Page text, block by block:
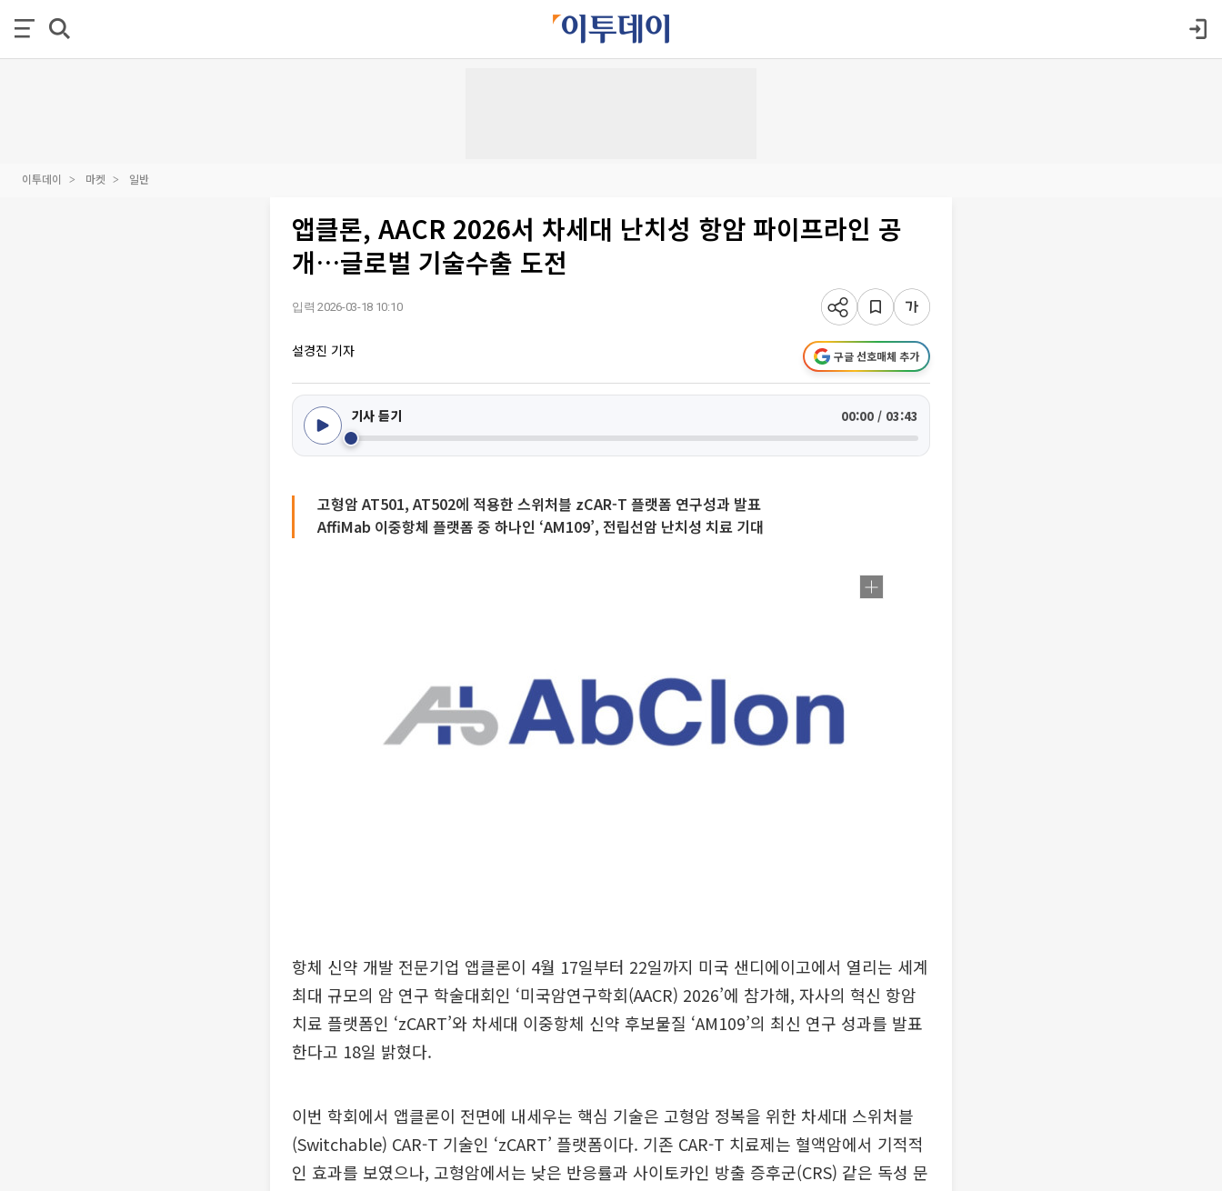
이투데이 마켓 일반
앱클론, AACR 2026서 차세대 난치성 항암 파이프라인 공
개…글로벌 기술수출 도전
입력 2026-03-18 10:10
설경진 기자 구글 선호매체 추가
기사 듣기 00:00 / 03:43
고형암 AT501, AT502에 적용한 스위처블 zCAR-T 플랫폼 연구성과 발표
AffiMab 이중항체 플랫폼 중 하나인 ‘AM109’, 전립선암 난치성 치료 기대
항체 신약 개발 전문기업 앱클론이 4월 17일부터 22일까지 미국 샌디에이고에서 열리는 세계
최대 규모의 암 연구 학술대회인 ‘미국암연구학회(AACR) 2026’에 참가해, 자사의 혁신 항암
치료 플랫폼인 ‘zCART’와 차세대 이중항체 신약 후보물질 ‘AM109’의 최신 연구 성과를 발표
한다고 18일 밝혔다.
이번 학회에서 앱클론이 전면에 내세우는 핵심 기술은 고형암 정복을 위한 차세대 스위처블
(Switchable) CAR-T 기술인 ‘zCART’ 플랫폼이다. 기존 CAR-T 치료제는 혈액암에서 기적적
인 효과를 보였으나, 고형암에서는 낮은 반응률과 사이토카인 방출 증후군(CRS) 같은 독성 문